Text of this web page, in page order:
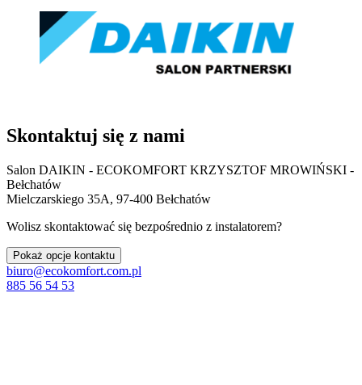
Skontaktuj się z nami
Salon DAIKIN - ECOKOMFORT KRZYSZTOF MROWIŃSKI -
Bełchatów
Mielczarskiego 35A, 97-400 Bełchatów
Wolisz skontaktować się bezpośrednio z instalatorem?
Pokaż opcje kontaktu
biuro@ecokomfort.com.pl
885 56 54 53